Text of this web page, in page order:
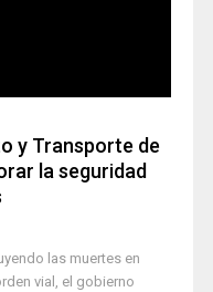
y Transporte de
la seguridad
las muertes en
vial, el gobierno